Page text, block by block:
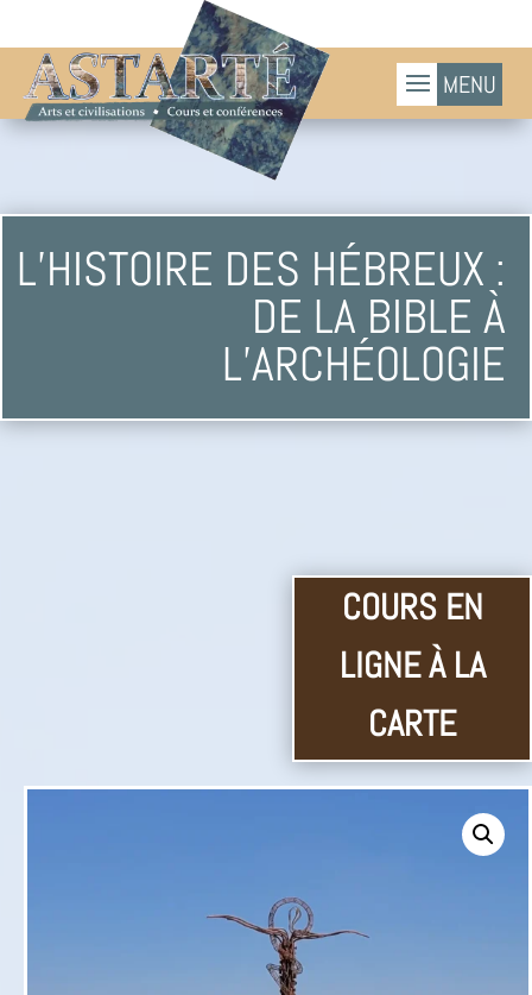
L’HISTOIRE DES HÉBREUX :
DE LA BIBLE À
L’ARCHÉOLOGIE